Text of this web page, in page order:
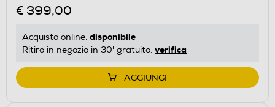
€ 399,00
Acquisto online: disponibile
Ritiro in negozio in 30' gratuito: verifica
AGGIUNGI